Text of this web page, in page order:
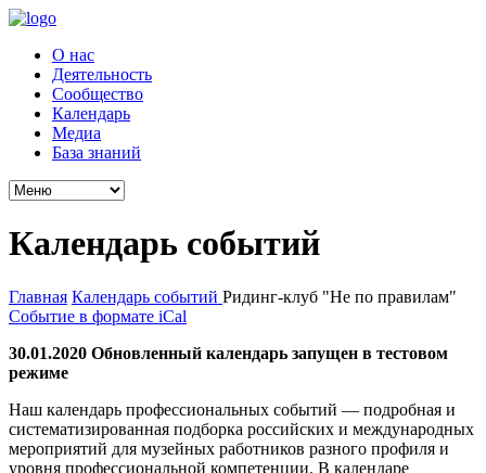
О нас
Деятельность
Сообщество
Календарь
Медиа
База знаний
Календарь событий
Главная Календарь событий Ридинг-клуб "Не по правилам"
Событие в формате iCal
30.01.2020 Обновленный календарь запущен в тестовом
режиме
Наш календарь профессиональных событий — подробная и
систематизированная подборка российских и международных
мероприятий для музейных работников разного профиля и
уровня профессиональной компетенции. В календаре